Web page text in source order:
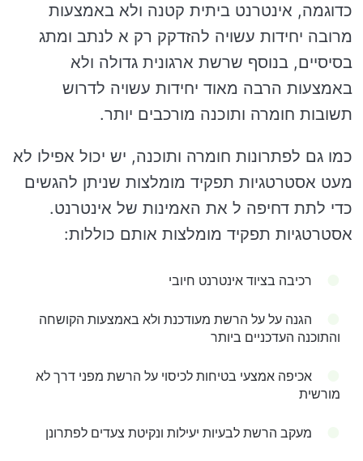
כדוגמה, אינטרנט ביתית קטנה ולא באמצעות
מרובה יחידות עשויה להזדקק רק א לנתב ומתג
בסיסיים, בנוסף שרשת ארגונית גדולה ולא
באמצעות הרבה מאוד יחידות עשויה לדרוש
תשובות חומרה ותוכנה מורכבים יותר.
כמו גם לפתרונות חומרה ותוכנה, יש יכול אפילו לא
מעט אסטרטגיות תפקיד מומלצות שניתן להגשים
כדי לתת דחיפה ל את האמינות של אינטרנט.
אסטרטגיות תפקיד מומלצות אותם כוללות:
רכיבה בציוד אינטרנט חיובי
הגנה על על הרשת מעודכנת ולא באמצעות הקושחה
והתוכנה העדכניים ביותר
אכיפה אמצעי בטיחות לכיסוי על הרשת מפני דרך לא
מורשית
מעקב הרשת לבעיות יעילות ונקיטת צעדים לפתרונן